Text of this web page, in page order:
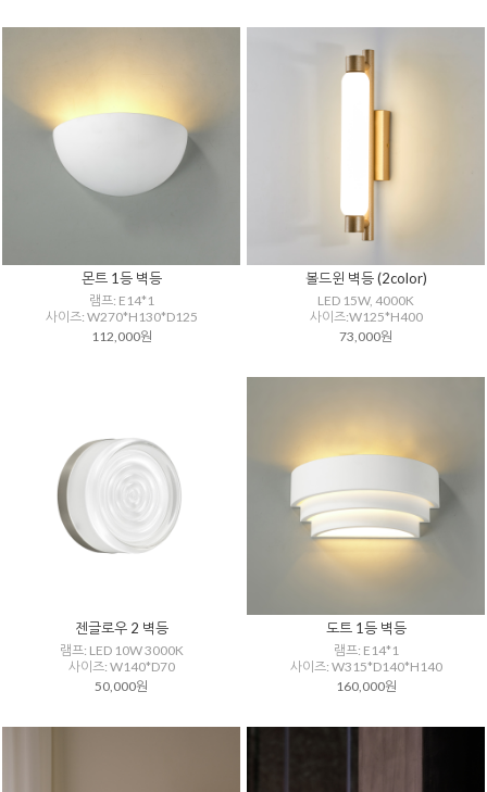
몬트 1등 벽등
램프: E14*1
사이즈: W270*H130*D125
112,000원
볼드윈 벽등 (2color)
LED 15W, 4000K
사이즈:W125*H400
73,000원
젠글로우 2 벽등
램프: LED 10W 3000K
사이즈: W140*D70
50,000원
도트 1등 벽등
램프: E14*1
사이즈: W315*D140*H140
160,000원